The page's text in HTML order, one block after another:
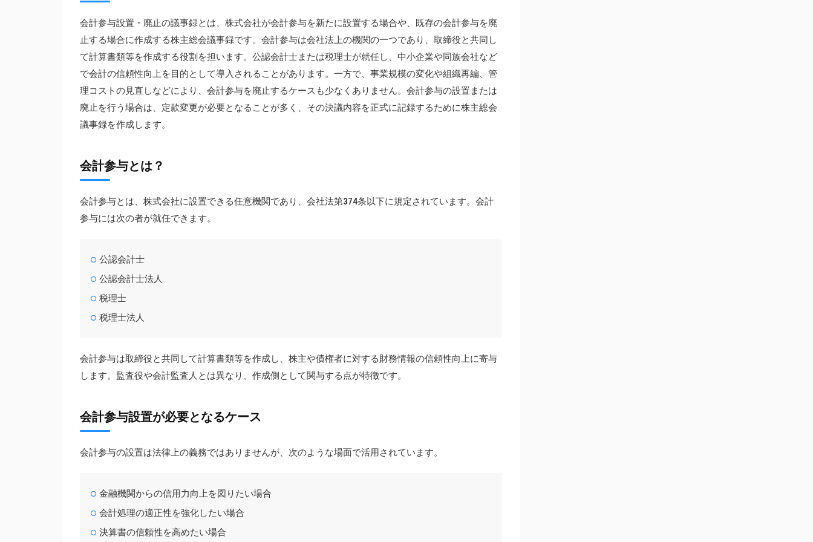
会計参与設置・廃止の議事録とは、株式会社が会計参与を新たに設置する場合や、既存の会計参与を廃
止する場合に作成する株主総会議事録です。会計参与は会社法上の機関の一つであり、取締役と共同し
て計算書類等を作成する役割を担います。公認会計士または税理士が就任し、中小企業や同族会社など
で会計の信頼性向上を目的として導入されることがあります。一方で、事業規模の変化や組織再編、管
理コストの見直しなどにより、会計参与を廃止するケースも少なくありません。会計参与の設置または
廃止を行う場合は、定款変更が必要となることが多く、その決議内容を正式に記録するために株主総会
議事録を作成します。
会計参与とは？
会計参与とは、株式会社に設置できる任意機関であり、会社法第374条以下に規定されています。会計
参与には次の者が就任できます。
公認会計士
公認会計士法人
税理士
税理士法人
会計参与は取締役と共同して計算書類等を作成し、株主や債権者に対する財務情報の信頼性向上に寄与
します。監査役や会計監査人とは異なり、作成側として関与する点が特徴です。
会計参与設置が必要となるケース
会計参与の設置は法律上の義務ではありませんが、次のような場面で活用されています。
金融機関からの信用力向上を図りたい場合
会計処理の適正性を強化したい場合
決算書の信頼性を高めたい場合